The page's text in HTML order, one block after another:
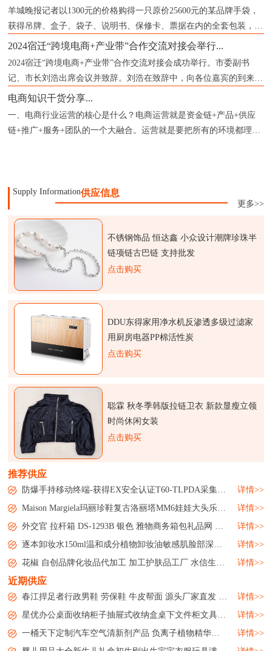
羊城晚报记者以1300元的价格购得一只原价25600元的某品牌手袋，
获得吊牌、盒子、袋子、说明书、保修卡、票据在内的全套包装，票
据上
2024宿迁“跨境电商+产业带”合作交流对接会举行...
2024宿迁“跨境电商+产业带”合作交流对接会成功举行。市委副书
记、市长刘浩出席会议并致辞。刘浩在致辞中，向各位嘉宾的到来表
示
电商知识干货分享...
一、电商行业运营的核心是什么？电商运营就是资金链+产品+供应
链+推广+服务+团队的一个大融合。运营就是要把所有的环境都理
Supply Information供应信息
更多>>
不锈钢饰品 恒达鑫 小众设计潮牌珍珠半
链项链古巴链 支持批发
点击购买
DDU东得家用净水机反渗透多级过滤家
用厨房电器PP棉活性炭
点击购买
聪霖 秋冬季韩版拉链卫衣 新款显瘦立领
时尚休闲女装
点击购买
推荐供应
防爆手持移动终端-获得EX安全认证T60-TLPDA采集器手机...
详情>>
Maison Margiela玛丽珍鞋复古洛丽塔MM6娃娃大头乐福皮鞋女鞋...
详情>>
外交官 拉杆箱 DS-1293B 银色 雅物商务箱包礼品网 MY-WJG-Y-13...
详情>>
逐本卸妆水150ml温和成分植物卸妆油敏感肌脸部深层清洁微商洗护...
详情>>
花椒 自创品牌化妆品代加工 加工护肤品工厂 水信生物...
详情>>
近期供应
春江捍足者行政男鞋 劳保鞋 牛皮帮面 源头厂家直发 批发零售...
详情>>
星优办公桌面收纳柜子抽屉式收纳盒桌下文件柜文具用品储物整理箱...
详情>>
一桶天下定制汽车空气清新剂产品 负离子植物精华素除味剂...
详情>>